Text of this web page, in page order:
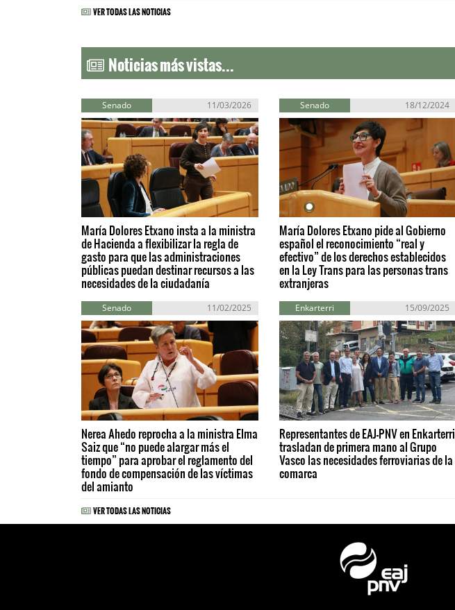
VER TODAS LAS NOTICIAS
Noticias más vistas...
Senado 11/03/2026
María Dolores Etxano insta a la ministra
de Hacienda a flexibilizar la regla de
gasto para que las administraciones
públicas puedan destinar recursos a las
necesidades de la ciudadanía
Senado 18/12/2024
María Dolores Etxano pide al Gobierno
español el reconocimiento “real y
efectivo” de los derechos establecidos
en la Ley Trans para las personas trans
extranjeras
Senado 11/02/2025
Nerea Ahedo reprocha a la ministra Elma
Saiz que “no puede alargar más el
tiempo” para aprobar el reglamento del
fondo de compensación de las víctimas
del amianto
Enkarterri 15/09/2025
Representantes de EAJ-PNV en Enkarterri
trasladan de primera mano al Grupo
Vasco las necesidades ferroviarias de la
comarca
VER TODAS LAS NOTICIAS